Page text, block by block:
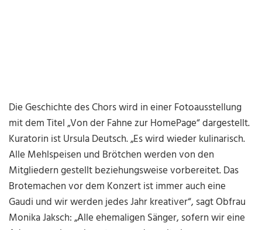
Die Geschichte des Chors wird in einer Fotoausstellung
mit dem Titel „Von der Fahne zur HomePage“ dargestellt.
Kuratorin ist Ursula Deutsch. „Es wird wieder kulinarisch.
Alle Mehlspeisen und Brötchen werden von den
Mitgliedern gestellt beziehungsweise vorbereitet. Das
Brotemachen vor dem Konzert ist immer auch eine
Gaudi und wir werden jedes Jahr kreativer“, sagt Obfrau
Monika Jaksch: „Alle ehemaligen Sänger, sofern wir eine